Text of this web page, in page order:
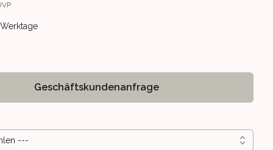
information
Werktage
Geschäftskundenanfrage
---